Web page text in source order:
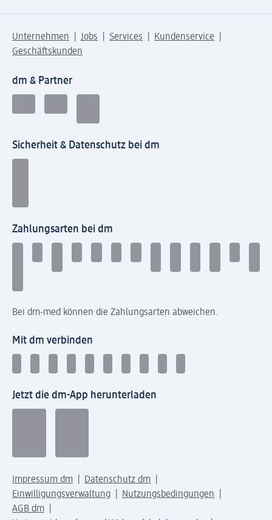
Unternehmen Jobs Services
Kundenservice
Geschäftskunden
dm & Partner
Sicherheit & Datenschutz bei dm
Zahlungsarten bei dm
Bei dm-med können die Zahlungsarten abweichen.
Mit dm verbinden
Jetzt die dm-App herunterladen
Impressum dm
Datenschutz dm
Einwilligungsverwaltung
Nutzungsbedingungen
AGB dm